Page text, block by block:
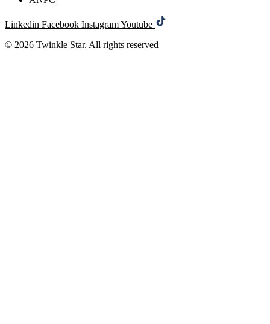
Linkedin Facebook InstagramYoutube
© 2026 Twinkle Star. All rights reserved